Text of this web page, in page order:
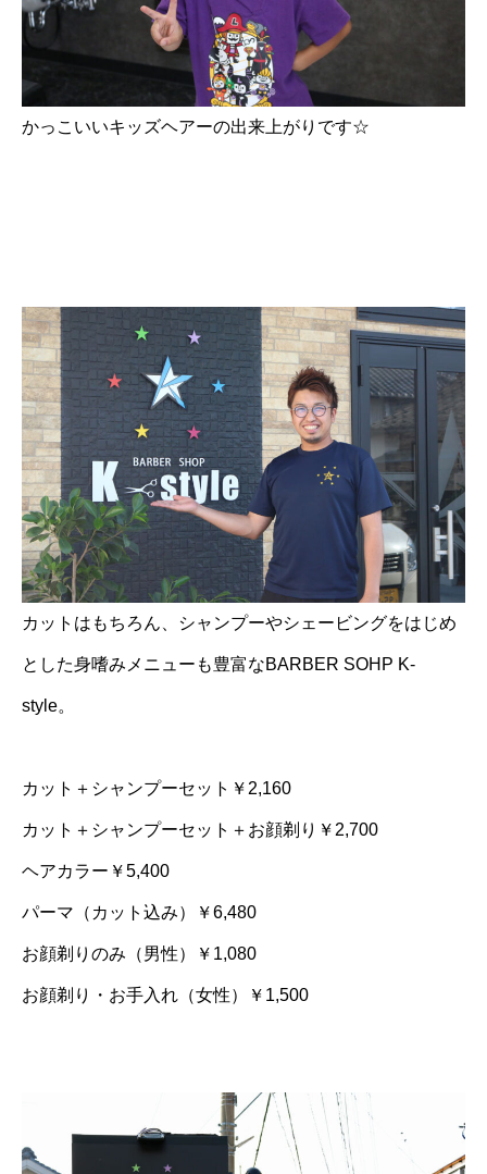
かっこいいキッズヘアーの出来上がりです☆
カットはもちろん、シャンプーやシェービングをはじめ
とした身嗜みメニューも豊富なBARBER SOHP K-
style。
カット＋シャンプーセット￥2,160
カット＋シャンプーセット＋お顔剃り￥2,700
ヘアカラー￥5,400
パーマ（カット込み）￥6,480
お顔剃りのみ（男性）￥1,080
お顔剃り・お手入れ（女性）￥1,500